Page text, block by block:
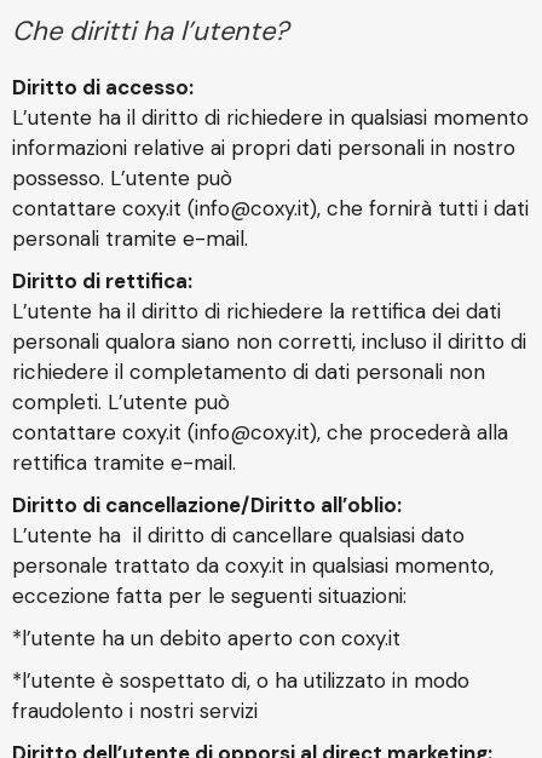
Che diritti ha l’utente?
Diritto di accesso:
L’utente ha il diritto di richiedere in qualsiasi momento
informazioni relative ai propri dati personali in nostro
possesso. L’utente può
contattare coxy.it (info@coxy.it), che fornirà tutti i dati
personali tramite e-mail.
Diritto di rettifica:
L’utente ha il diritto di richiedere la rettifica dei dati
personali qualora siano non corretti, incluso il diritto di
richiedere il completamento di dati personali non
completi. L’utente può
contattare coxy.it (info@coxy.it), che procederà alla
rettifica tramite e-mail.
Diritto di cancellazione/Diritto all’oblio:
L’utente ha il diritto di cancellare qualsiasi dato
personale trattato da coxy.it in qualsiasi momento,
eccezione fatta per le seguenti situazioni:
*l’utente ha un debito aperto con coxy.it
*l’utente è sospettato di, o ha utilizzato in modo
fraudolento i nostri servizi